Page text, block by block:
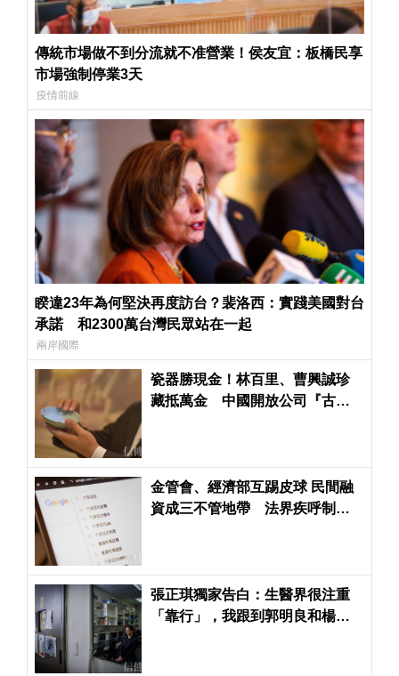
傳統市場做不到分流就不准營業！侯友宜：板橋民享
市場強制停業3天
疫情前線
睽違23年為何堅決再度訪台？裴洛西：實踐美國對台
承諾 和2300萬台灣民眾站在一起
兩岸國際
瓷器勝現金！林百里、曹興誠珍
藏抵萬金 中國開放公司『古董
金管會、經濟部互踢皮球 民間融
資成三不管地帶 法界疾呼制定
張正琪獨家告白：生醫界很注重
「靠行」，我跟到郭明良和楊泮